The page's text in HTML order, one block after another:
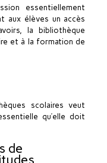
essentiellement
aux élèves un accès
la bibliothèque
et à la formation de
scolaires veut
qu’elle doit
de